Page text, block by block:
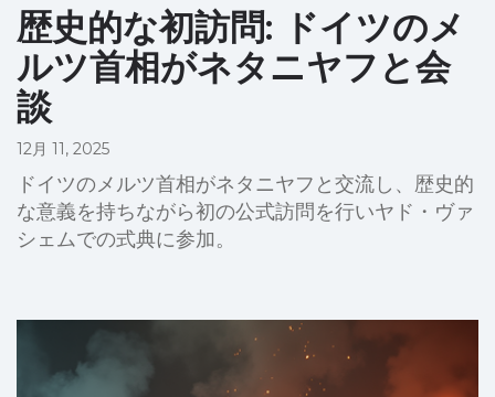
歴史的な初訪問: ドイツのメ
ルツ首相がネタニヤフと会
談
12月 11, 2025
ドイツのメルツ首相がネタニヤフと交流し、歴史的
な意義を持ちながら初の公式訪問を行いヤド・ヴァ
シェムでの式典に参加。